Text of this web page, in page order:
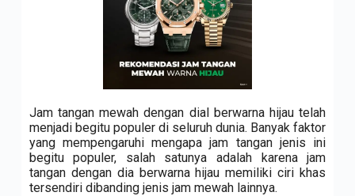
Jam tangan mewah dengan dial berwarna hijau telah
menjadi begitu populer di seluruh dunia. Banyak faktor
yang mempengaruhi mengapa jam tangan jenis ini
begitu populer, salah satunya adalah karena jam
tangan dengan dia berwarna hijau memiliki ciri khas
tersendiri dibanding jenis jam mewah lainnya.